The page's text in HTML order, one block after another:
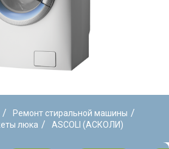
/ Ремонт стиральной машины /
люка / ASCOLI (АСКОЛИ)